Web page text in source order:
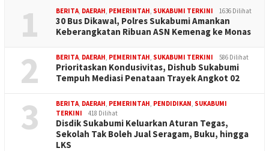
1 BERITA DAERAH PEMERINTAH SUKABUMI TERKINI 1636 Dilihat
30 Bus Dikawal, Polres Sukabumi Amankan
Keberangkatan Ribuan ASN Kemenag ke Monas
2 BERITA DAERAH PEMERINTAH SUKABUMI TERKINI 586 Dilihat
Prioritaskan Kondusivitas, Dishub Sukabumi
Tempuh Mediasi Penataan Trayek Angkot 02
3 BERITA DAERAH PEMERINTAH PENDIDIKAN SUKABUMI
TERKINI
418 Dilihat
Disdik Sukabumi Keluarkan Aturan Tegas,
Sekolah Tak Boleh Jual Seragam, Buku, hingga
LKS